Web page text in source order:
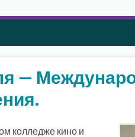
—
колледже кино и